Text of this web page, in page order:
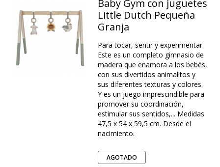
Baby Gym con juguetes
Little Dutch Pequeña
Granja
Para tocar, sentir y experimentar.
Este es un completo gimnasio de
madera que enamora a los bebés,
con sus divertidos animalitos y
sus diferentes texturas y colores.
Y es un juego imprescindible para
promover su coordinación,
estimular sus sentidos,... Medidas
47,5 x 54 x 59,5 cm. Desde el
nacimiento.
AGOTADO